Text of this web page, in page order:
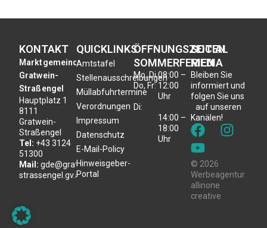
KONTAKT
Marktgemeinde
Gratwein-
Straßengel
Hauptplatz 1
8111
Gratwein-
Straßengel
Tel: +43 3124
51300
Mail: gde@gratwein-
strassengel.gv.at
QUICKLINKS
Amtstafel
Stellenausschreibungen
Müllabfuhrtermine
Verordnungen
Impressum
Datenschutz
E-Mail-Policy
Hinweisgeber-
Portal
ÖFFNUNGSZEITEN
SOMMERFERIEN
Mo, Di,
Do, Fr:
Di:
08:00 –
12:00
Uhr
14:00 –
18:00
Uhr
SOCIAL
MEDIA
Bleiben Sie
informiert und
folgen Sie uns
auf unseren
Kanälen!
© 2026
Werbeagentur
allinone
creative